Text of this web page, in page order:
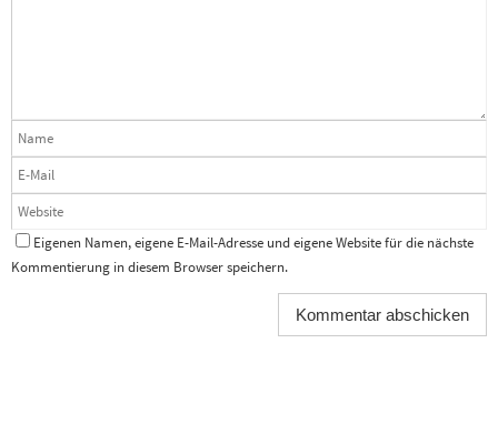
Eigenen Namen, eigene E-Mail-Adresse und eigene Website für die nächste
Kommentierung in diesem Browser speichern.